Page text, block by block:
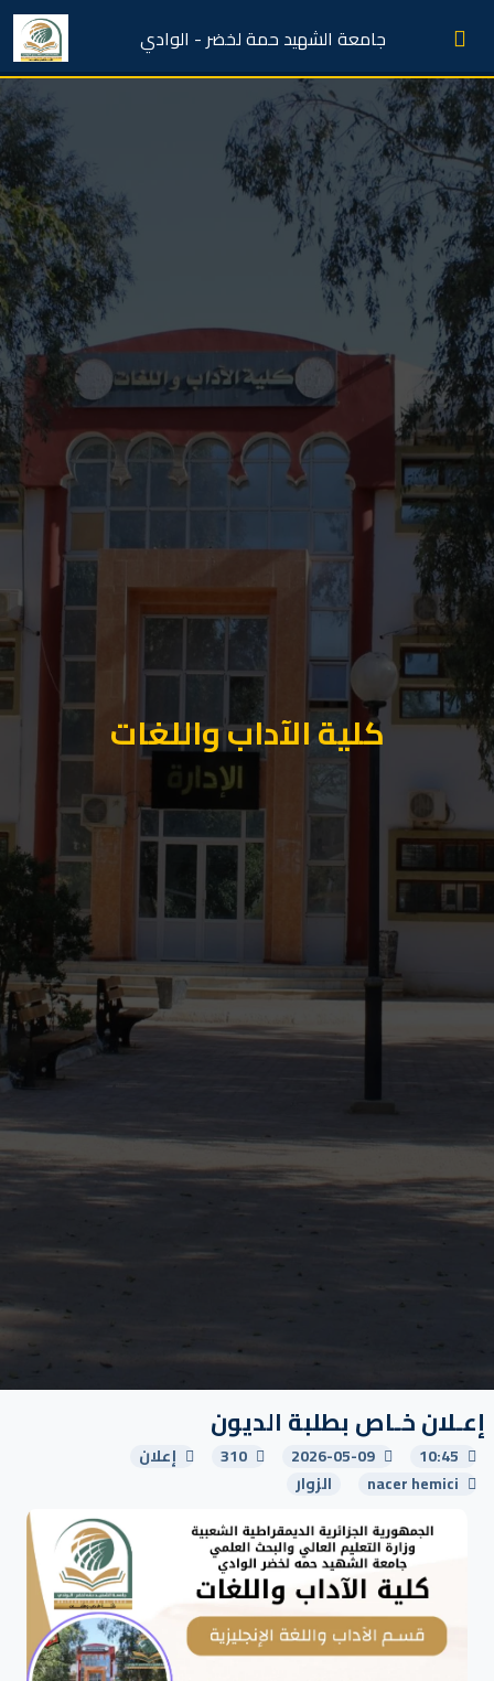
جامعة الشهيد حمة لخضر - الوادي
كلية الآداب واللغات
إعـلان خـاص بطلبة الديون
10:45
2026-05-09
310
إعلان
nacer hemici
الزوار